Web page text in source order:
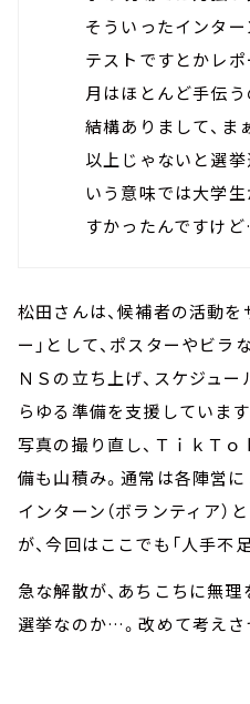
そういったインタ
テストですとかレポ
月はほとんど手伝
結構ありまして、
以上じゃないと選挙
いう意味では大学
すかったんですけど
松田さんは、候補者の活動
ー」として、ポスターやビラ
ＮＳの立ち上げ、スケジュ
らゆる準備を支援していま
写真の撮り直し、ＴｉｋＴ
備も山積み。通常は各陣営
インターン（ボランティア）
が、今回はここでも「人手不
急な解散が、あちこちに無
選挙なのか…。改めて考えさ